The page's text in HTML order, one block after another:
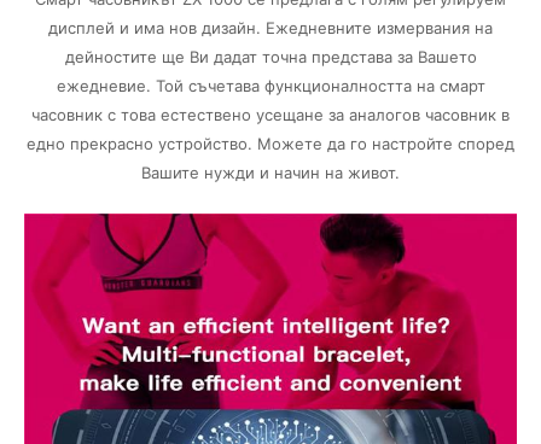
дисплей и има нов дизайн. Ежедневните измервания на
дейностите ще Ви дадат точна представа за Вашето
ежедневие. Той съчетава функционалността на смарт
часовник с това естествено усещане за аналогов часовник в
едно прекрасно устройство. Можете да го настройте според
Вашите нужди и начин на живот.